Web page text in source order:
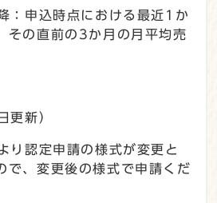
：申込時点における最近1か
その直前の3か月の月平均売
更新）
り認定申請の様式が変更と
で、変更後の様式で申請くだ